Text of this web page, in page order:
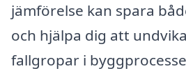
jämförelse kan spara
och hjälpa dig att
fallgropar i